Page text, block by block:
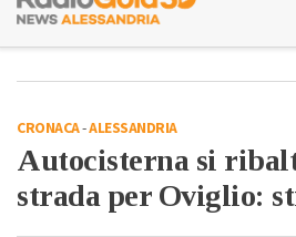
CRONACA-ALESSANDRIA
Autocisterna si
strada per Oviglio: